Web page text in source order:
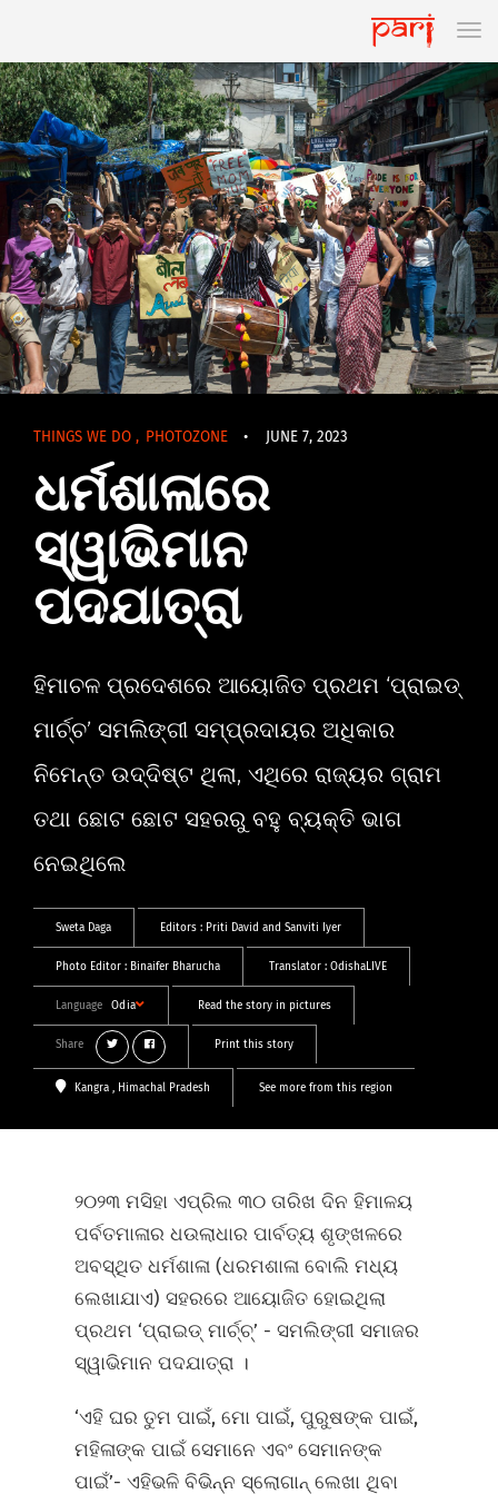
THINGS WE DO , PHOTOZONE • JUNE 7, 2023
ଧର୍ମଶାଳାରେ
ସ୍ୱାଭିମାନ
ପଦଯାତ୍ରା
ହିମାଚଳ ପ୍ରଦେଶରେ ଆୟୋଜିତ ପ୍ରଥମ ‘ପ୍ରାଇଡ୍
ମାର୍ଚ୍ଚ’ ସମଲିଙ୍ଗୀ ସମ୍ପ୍ରଦାୟର ଅଧିକାର
ନିମେନ୍ତ ଉଦ୍ଦିଷ୍ଟ ଥିଲା, ଏଥିରେ ରାଜ୍ୟର ଗ୍ରାମ
ତଥା ଛୋଟ ଛୋଟ ସହରରୁ ବହୁ ବ୍ୟକ୍ତି ଭାଗ
ନେଇଥିଲେ
Sweta Daga Editors : Priti David and Sanviti Iyer
Photo Editor : Binaifer Bharucha Translator : OdishaLIVE
Language Odia Read the story in pictures
Share Print this story
Kangra , Himachal Pradesh See more from this region
୨୦୨୩ ମସିହା ଏପ୍ରିଲ ୩୦ ତାରିଖ ଦିନ ହିମାଳୟ
ପର୍ବତମାଳାର ଧଉଲାଧାର ପାର୍ବତ୍ୟ ଶୃଙ୍ଖଳରେ
ଅବସ୍ଥିତ ଧର୍ମଶାଳା (ଧରମଶାଳା ବୋଲି ମଧ୍ୟ
ଲେଖାଯାଏ) ସହରରେ ଆୟୋଜିତ ହୋଇଥିଲା
ପ୍ରଥମ ‘ପ୍ରାଇଡ୍ ମାର୍ଚ୍ଚ୍’ - ସମଲିଙ୍ଗୀ ସମାଜର
ସ୍ୱାଭିମାନ ପଦଯାତ୍ରା ।
‘ଏହି ଘର ତୁମ ପାଇଁ, ମୋ ପାଇଁ, ପୁରୁଷଙ୍କ ପାଇଁ,
ମହିଳାଙ୍କ ପାଇଁ ସେମାନେ ଏବଂ ସେମାନଙ୍କ
ପାଇଁ’- ଏହିଭଳି ବିଭିନ୍ନ ସ୍ଲୋଗାନ୍ ଲେଖା ଥିବା